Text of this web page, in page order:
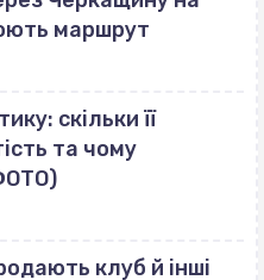
маршрут
скільки її
та чому
клуб й інші